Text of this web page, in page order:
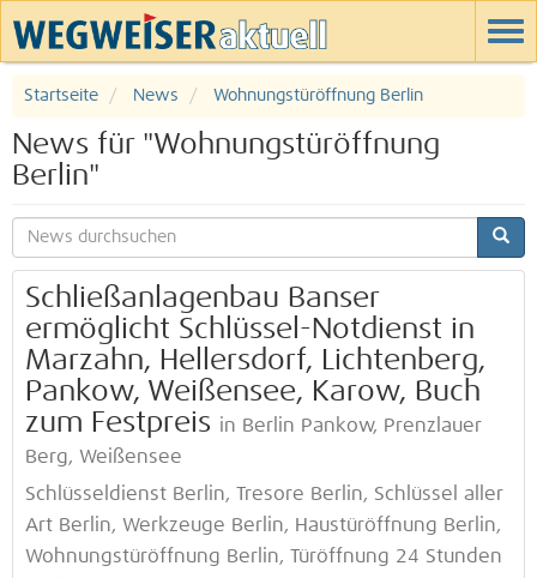
Startseite News Wohnungstüröffnung Berlin
News für "Wohnungstüröffnung
Berlin"
Schließanlagenbau Banser
ermöglicht Schlüssel-Notdienst in
Marzahn, Hellersdorf, Lichtenberg,
Pankow, Weißensee, Karow, Buch
zum Festpreis in Berlin Pankow, Prenzlauer
Berg, Weißensee
Schlüsseldienst Berlin, Tresore Berlin, Schlüssel aller
Art Berlin, Werkzeuge Berlin, Haustüröffnung Berlin,
Wohnungstüröffnung Berlin, Türöffnung 24 Stunden